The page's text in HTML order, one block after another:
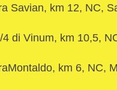
Savian, km 12, NC,
4 di Vinum, km 10,5,
km 6, NC,